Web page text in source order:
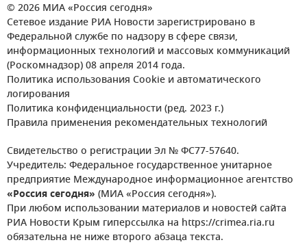
© 2026 МИА «Россия сегодня»
Сетевое издание РИА Новости зарегистрировано в
Федеральной службе по надзору в сфере связи,
информационных технологий и массовых коммуникаций
(Роскомнадзор) 08 апреля 2014 года.
Политика использования Cookie и автоматического
логирования
Политика конфиденциальности (ред. 2023 г.)
Правила применения рекомендательных технологий
Свидетельство о регистрации Эл № ФС77-57640.
Учредитель: Федеральное государственное унитарное
предприятие Международное информационное агентство
«Россия сегодня» (МИА «Россия сегодня»).
При любом использовании материалов и новостей сайта
РИА Новости Крым гиперссылка на https://crimea.ria.ru
обязательна не ниже второго абзаца текста.